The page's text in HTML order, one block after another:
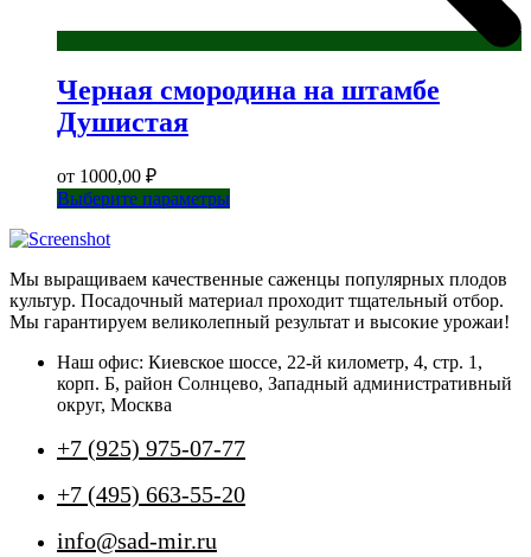
Черная смородина на штамбе
Душистая
от 1000,00 ₽
Выберите параметрыЭтот
вариаций.
Опции
можно
на
странице
Мы выращиваем качественные саженцы популярных плодов
культур. Посадочный материал проходит тщательный отбор.
Мы гарантируем великолепный результат и высокие урожаи!
Наш офис: Киевское шоссе, 22-й километр, 4, стр. 1,
корп. Б, район Солнцево, Западный административный
округ, Москва
+7 (925) 975-07-77
+7 (495) 663-55-20
info@sad-mir.ru